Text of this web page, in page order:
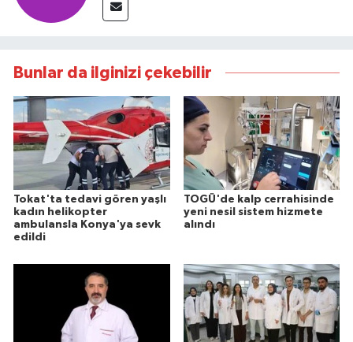
Bunlar da ilginizi çekebilir
Tokat'ta tedavi gören yaşlı
kadın helikopter
ambulansla Konya'ya sevk
edildi
TOGÜ'de kalp cerrahisinde
yeni nesil sistem hizmete
alındı